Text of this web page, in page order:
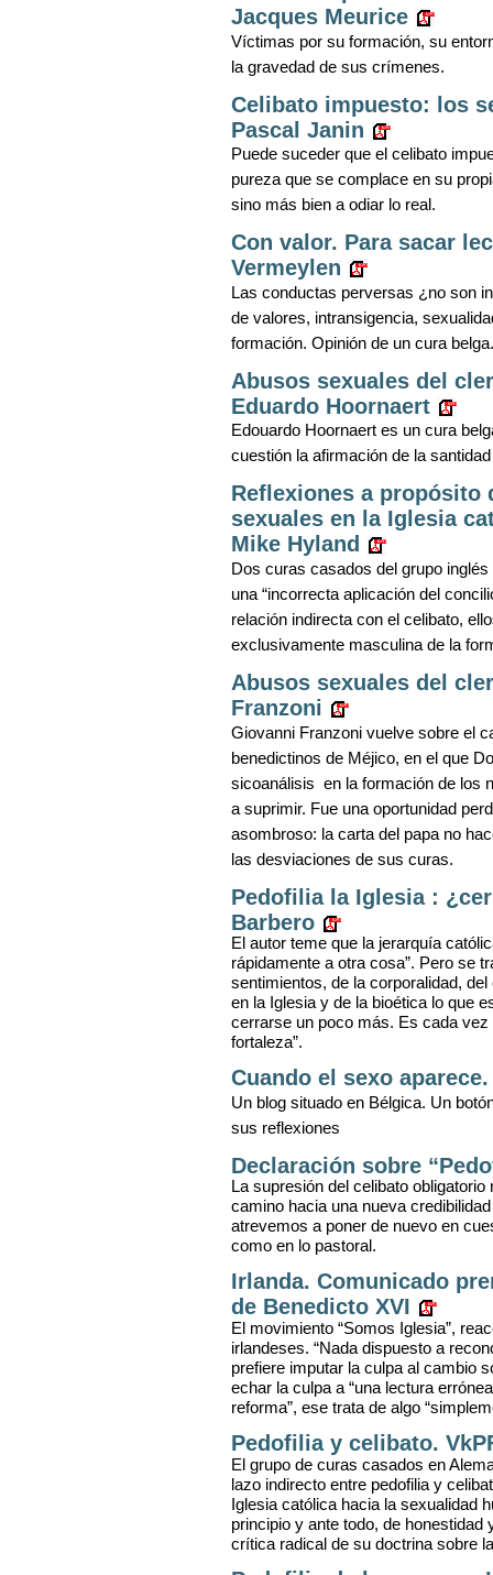
Jacques Meurice
Víctimas por su formación, su
la gravedad de sus crímenes.
Celibato impuesto: los
Pascal Janin
Puede suceder que el celibato
pureza que se complace en su
sino más bien a odiar lo real.
Con valor. Para sacar
Vermeylen
Las conductas perversas ¿no son
de valores, intransigencia,
formación. Opinión de un cura belga.
Abusos sexuales del
Eduardo Hoornaert
Edouardo Hoornaert es un cura
cuestión la afirmación de la
Reflexiones a propósito
sexuales en la Iglesia
Mike Hyland
Dos curas casados del grupo
una “incorrecta aplicación del
relación indirecta con el celibato,
exclusivamente masculina de la
Abusos sexuales del
Franzoni
Giovanni Franzoni vuelve sobre el
benedictinos de Méjico, en el que
sicoanálisis en la formación de los
a suprimir. Fue una oportunidad
asombroso: la carta del papa no
las desviaciones de sus curas.
Pedofilia la Iglesia :
Barbero
El autor teme que la jerarquía
rápidamente a otra cosa”. Pero se
sentimientos, de la corporalidad,
en la Iglesia y de la bioética lo que
cerrarse un poco más. Es cada
fortaleza”.
Cuando el sexo
Un blog situado en Bélgica. Un
sus reflexiones
Declaración sobre
La supresión del celibato
camino hacia una nueva
atrevemos a poner de nuevo en
como en lo pastoral.
Irlanda. Comunicado
de Benedicto XVI
El movimiento “Somos Iglesia”,
irlandeses. “Nada dispuesto a
prefiere imputar la culpa al cambio
echar la culpa a “una lectura
reforma”, ese trata de algo
Pedofilia y celibato.
El grupo de curas casados en
lazo indirecto entre pedofilia y
Iglesia católica hacia la sexualidad
principio y ante todo, de honestidad
crítica radical de su doctrina sobre